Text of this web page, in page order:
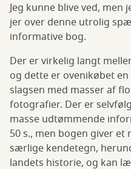
Jeg kunne blive ved, men
jer over denne utrolig
informative bog.
Der er virkelig langt
og dette er ovenikøbet
slagsen med masser af
fotografier. Der er
masse udtømmende
50 s., men bogen giver et
særlige kendetegn,
landets historie, og kan